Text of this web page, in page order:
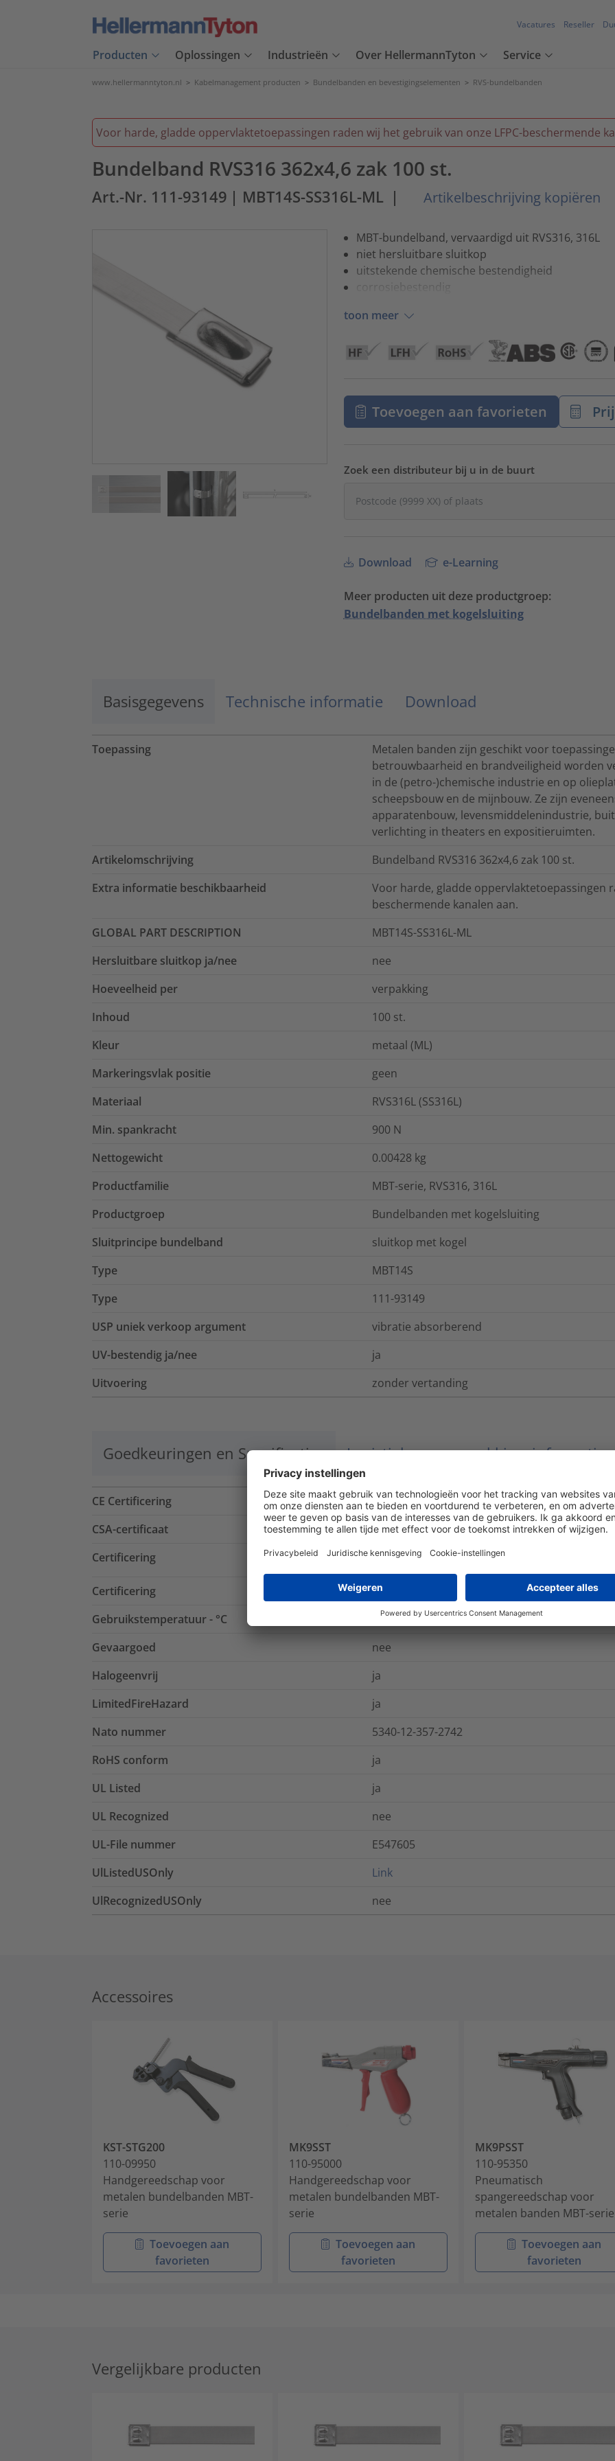
Vacatures Reseller
Producten Oplossingen Industrieën Over HellermannTyton Service
www.hellermanntyton.nl > Kabelmanagement producten > Bundelbanden en bevestigingselementen > RVS-bundelbanden
Voor harde, gladde oppervlaktetoepassingen raden wij het gebruik van onze LFPC-beschermende
Bundelband RVS316 362x4,6 zak 100 st.
Art.-Nr. 111-93149 | MBT14S-SS316L-ML | Artikelbeschrijving kopiëren
MBT-bundelband, vervaardigd uit RVS316, 316L
niet hersluitbare sluitkop
uitstekende chemische bestendigheid
corrosiebestendig
toon meer
Toevoegen aan favorieten
Zoek een distributeur bij u in de buurt
Download e-Learning
Meer producten uit deze productgroep:
Bundelbanden met kogelsluiting
Basisgegevens Technische informatie Download
Toepassing
Metalen banden zijn geschikt voor
betrouwbaarheid en brandveiligheid worden
in de (petro-)chemische industrie en op
scheepsbouw en de mijnbouw. Ze zijn
apparatenbouw, levensmiddelenindustrie,
verlichting in theaters en expositieruimten.
Artikelomschrijving
Bundelband RVS316 362x4,6 zak 100 st.
Extra informatie beschikbaarheid
Voor harde, gladde oppervlaktetoepassingen
beschermende kanalen aan.
GLOBAL PART DESCRIPTION
MBT14S-SS316L-ML
Hersluitbare sluitkop ja/nee
nee
Hoeveelheid per
verpakking
Inhoud
100 st.
Kleur
metaal (ML)
Markeringsvlak positie
geen
Materiaal
RVS316L (SS316L)
Min. spankracht
900 N
Nettogewicht
0.00428 kg
Productfamilie
MBT-serie, RVS316, 316L
Productgroep
Bundelbanden met kogelsluiting
Sluitprincipe bundelband
sluitkop met kogel
Type
MBT14S
Type
111-93149
USP uniek verkoop argument
vibratie absorberend
UV-bestendig ja/nee
ja
Uitvoering
zonder vertanding
Goedkeuringen en Specificaties Logistieke- en verpakkingsinformatie
CE Certificering
nee
CSA-certificaat
nee
Certificering
Certificering
CSA -C22.2 no. 62275, IEC 62275, IEC
Gebruikstemperatuur - °C
-80 °C tot +538 °C
Gevaargoed
nee
Halogeenvrij
ja
LimitedFireHazard
ja
Nato nummer
5340-12-357-2742
RoHS conform
ja
UL Listed
ja
UL Recognized
nee
UL-File nummer
E547605
UlListedUSOnly
Link
UlRecognizedUSOnly
nee
Accessoires
KST-STG200
110-09950
Handgereedschap voor
metalen bundelbanden MBT-
serie
Toevoegen aan
favorieten
MK9SST
110-95000
Handgereedschap voor
metalen bundelbanden MBT-
serie
Toevoegen aan
favorieten
MK9PSST
110-95350
Pneumatisch
spangereedschap voor
metalen banden MBT-serie
Toevoegen aan
favorieten
Vergelijkbare producten